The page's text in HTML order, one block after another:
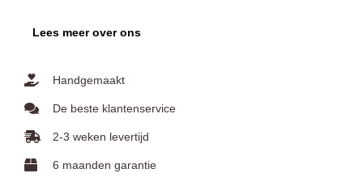
Lees meer over ons
Handgemaakt
De beste klantenservice
2-3 weken levertijd
6 maanden garantie